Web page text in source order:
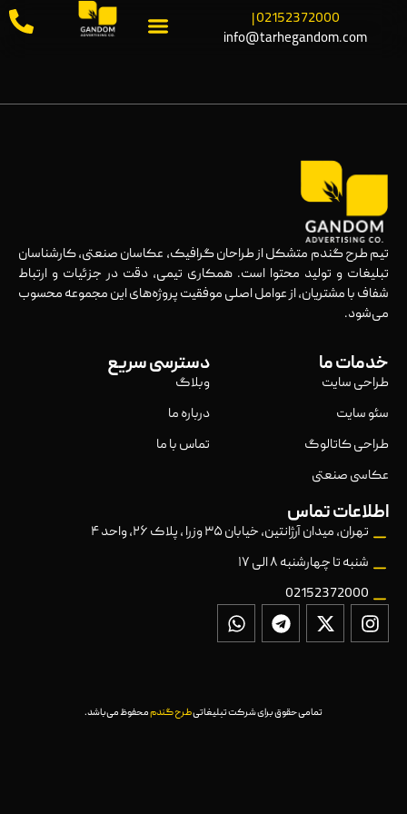
02152372000 |
info@tarhegandom.com
تیم طرح گندم متشکل از طراحان گرافیک، عکاسان صنعتی، کارشناسان
تبلیغات و تولید محتوا است. همکاری تیمی، دقت در جزئیات و ارتباط
شفاف با مشتریان، از عوامل اصلی موفقیت پروژه‌های این مجموعه محسوب
می‌شود.
خدمات ما
طراحی سایت
سئو سایت
طراحی کاتالوگ
عکاسی صنعتی
دسترسی سریع
وبلاگ
درباره ما
تماس با ما
اطلاعات تماس
تهران، میدان آرژانتین، خیابان ۳۵ وزرا ، پلاک ۲۶، واحد ۴
شنبه تا چهارشنبه ۸ الی ۱۷
02152372000
تمامی حقوق برای شرکت تبلیغاتیطرح گندممحفوظ می‌باشد.